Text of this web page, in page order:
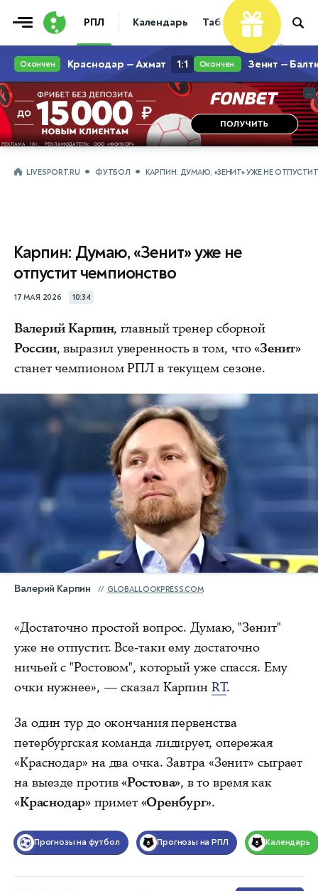
РПЛ Календарь Таблица Прогнозы
...
...
LIVESPORT.RU ФУТБОЛ КАРПИН: ДУМАЮ, «ЗЕНИТ» УЖЕ НЕ
Карпин: Думаю, «Зенит» уже не
отпустит чемпионство
17 МАЯ 2026 10:34
Валерий Карпин, главный тренер сборной
России, выразил уверенность в том, что«Зенит»
станет чемпионом РПЛ в текущем сезоне.
Валерий Карпин GLOBALLOOKPRESS.COM
«Достаточно простой вопрос. Думаю, "Зенит"
уже не отпустит. Все-таки ему достаточно
ничьей с "Ростовом", который уже спасся. Ему
очки нужнее», — сказал Карпин RT.
За один тур до окончания первенства
петербургская команда лидирует, опережая
«Краснодар» на два очка. Завтра «Зенит» сыграет
на выезде против«Ростова», в то время как
«Краснодар»примет «Оренбург».
Прогнозы на футбол Прогнозы на РПЛ Календарь